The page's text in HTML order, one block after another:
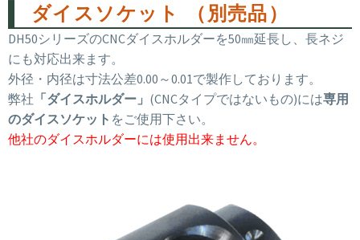
ダイスソケット （別売品）
DH50シリーズのCNCダイスホルダーを50㎜延長し、長ネジ
にも対応出来ます。
外径・内径は寸法公差0.00～0.01で製作しております。
弊社 「ダイスホルダー」 (CNCタイプではないもの)には専用
のダイスソケット をご使用下さい。
他社のダイスホルダーには使用出来ません。